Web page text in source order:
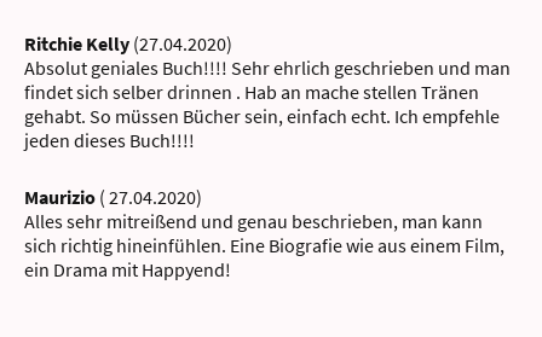
Ritchie Kelly (27.04.2020)
Absolut geniales Buch!!!! Sehr ehrlich geschrieben und man
findet sich selber drinnen . Hab an mache stellen Tränen
gehabt. So müssen Bücher sein, einfach echt. Ich empfehle
jeden dieses Buch!!!!
Maurizio ( 27.04.2020)
Alles sehr mitreißend und genau beschrieben, man kann
sich richtig hineinfühlen. Eine Biografie wie aus einem Film,
ein Drama mit Happyend!